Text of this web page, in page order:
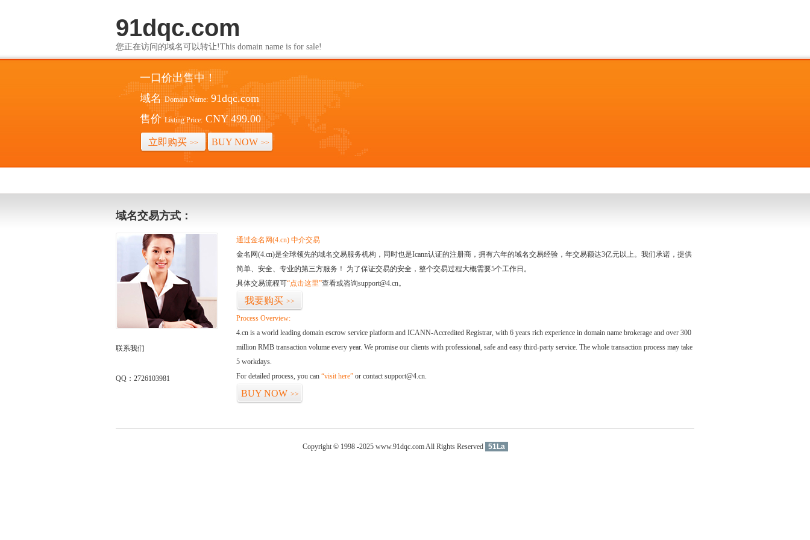
91dqc.com
您正在访问的域名可以转让!This domain name is for sale!
一口价出售中！
域名 Domain Name: 91dqc.com
售价 Listing Price: CNY 499.00
立即购买 >> BUY NOW >>
域名交易方式：
联系我们
QQ：2726103981
通过金名网(4.cn) 中介交易
金名网(4.cn)是全球领先的域名交易服务机构，同时也是Icann认证的注册商，拥有六年的域名交易经验，年交易额达3亿元以上。我们承诺，提供
简单、安全、专业的第三方服务！ 为了保证交易的安全，整个交易过程大概需要5个工作日。
具体交易流程可“点击这里”查看或咨询support@4.cn。
我要购买 >>
Process Overview:
4.cn is a world leading domain escrow service platform and ICANN-Accredited Registrar, with 6 years rich experience in domain name brokerage and over 300
million RMB transaction volume every year. We promise our clients with professional, safe and easy third-party service. The whole transaction process may take
5 workdays.
For detailed process, you can “visit here” or contact support@4.cn.
BUY NOW >>
Copyright © 1998 -2025 www.91dqc.com All Rights Reserved 51La